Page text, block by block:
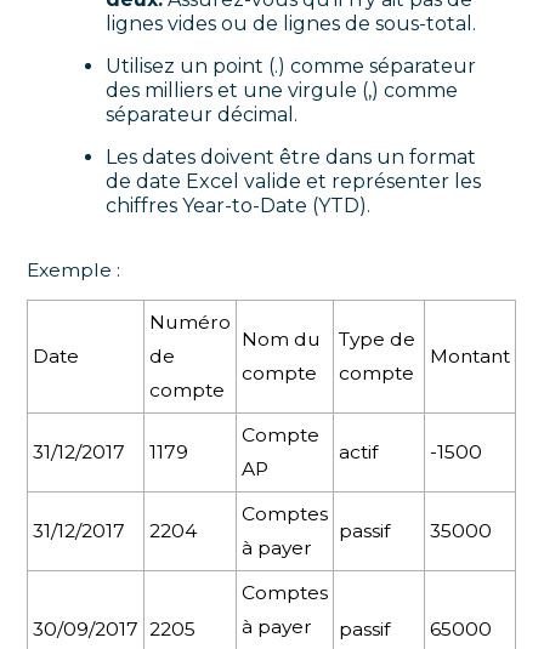
lignes vides ou de lignes de sous-total.
Utilisez un point (.) comme séparateur
des milliers et une virgule (,) comme
séparateur décimal.
Les dates doivent être dans un format
de date Excel valide et représenter les
chiffres Year-to-Date (YTD).
Exemple :
Date
Numéro
de
compte
Nom du
compte
Type de
compte
Montant
31/12/2017 1179
Compte
AP
actif -1500
31/12/2017 2204
Comptes
à payer
passif 35000
30/09/2017 2205
Comptes
à payer
passif 65000